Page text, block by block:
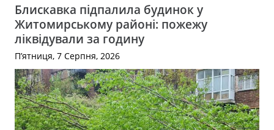
Блискавка підпалила будинок у
Житомирському районі: пожежу
ліквідували за годину
П’ятниця, 7 Серпня, 2026